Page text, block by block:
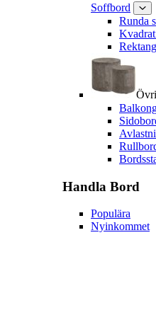
Soffbord
Runda
Handla Bord
Populära
Nyinkommet